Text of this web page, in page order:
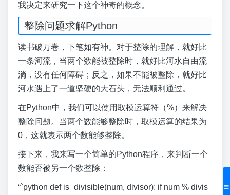
我决定来研究一下这个神奇的概念。
整除问题求解Python
读书破万卷，下笔如有神。对于整除的理解，就好比
一条河流，当两个数能被整除时，就好比河水自由流
淌，没有任何障碍；反之，如果不能被整除，就好比
河水遇上了一道坚硬的大石头，无法顺利通过。
在Python中，我们可以使用取模运算符（%）来解决
整除问题。当两个数能够整除时，取模运算的结果为
0，这就表示两个数能够整除。
接下来，我来写一个简单的Python程序，来判断一个
数能否被另一个数整除：
“`python def is_divisible(num, divisor): if num % divis